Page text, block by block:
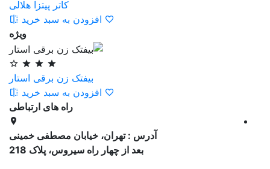
کاتر پیتزا هلالی
افزودن به سبد خرید
ویژه
بیفتک زن برقی استار
افزودن به سبد خرید
راه های ارتباطی
آدرس : تهران، خیابان مصطفی خمینی
بعد از چهار راه سیروس، پلاک 218